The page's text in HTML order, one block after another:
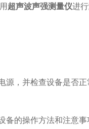
超声波声强测量仪进
，并检查设备是否正
的操作方法和注意事